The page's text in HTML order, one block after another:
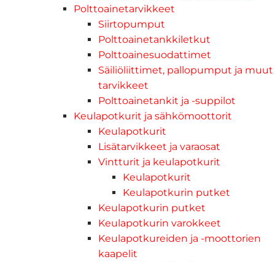
Polttoainetarvikkeet
Siirtopumput
Polttoainetankkiletkut
Polttoainesuodattimet
Säiliöliittimet, pallopumput ja muut
tarvikkeet
Polttoainetankit ja -suppilot
Keulapotkurit ja sähkömoottorit
Keulapotkurit
Lisätarvikkeet ja varaosat
Vintturit ja keulapotkurit
Keulapotkurit
Keulapotkurin putket
Keulapotkurin putket
Keulapotkurin varokkeet
Keulapotkureiden ja -moottorien
kaapelit